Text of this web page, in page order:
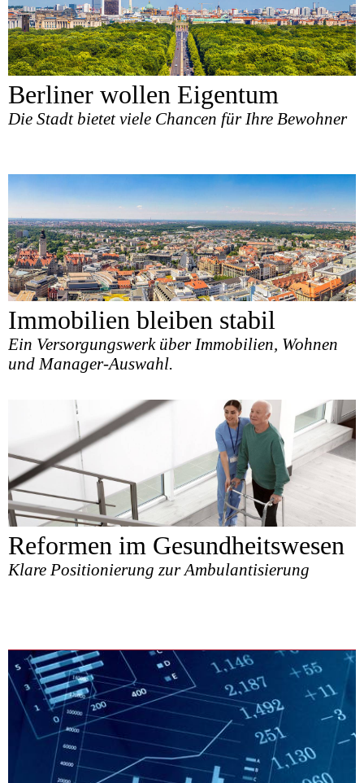
Berliner wollen Eigentum
Die Stadt bietet viele Chancen für Ihre Bewohner
Immobilien bleiben stabil
Ein Versorgungswerk über Immobilien, Wohnen
und Manager-Auswahl.
Reformen im Gesundheitswesen
Klare Positionierung zur Ambulantisierung